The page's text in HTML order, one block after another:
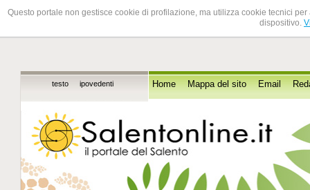
Questo portale non gestisce cookie di profilazione, ma utilizza cookie tecnici
dispositivo.
testo ipovedenti Home Mappa del sito Email